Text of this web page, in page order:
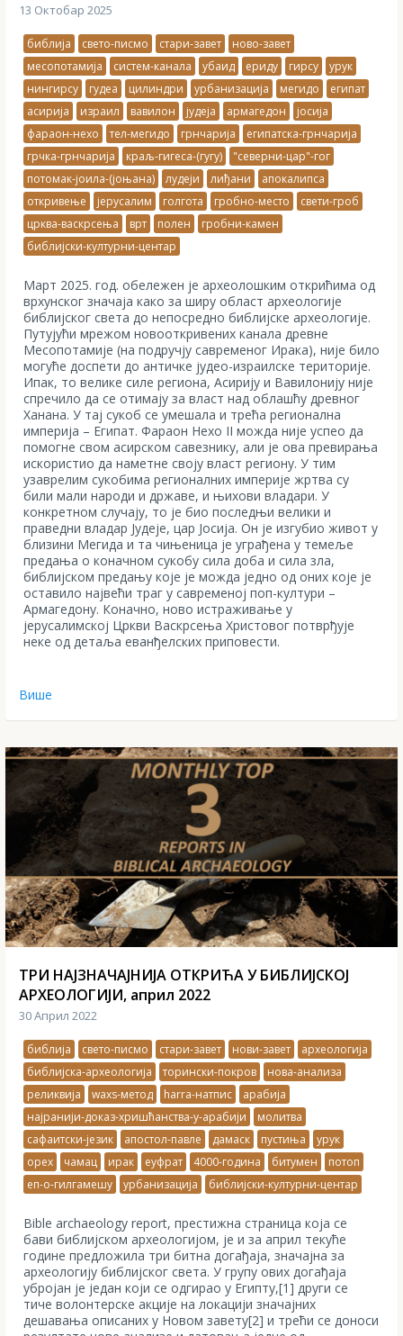
13 Октобар 2025
библија свето-писмо стари-завет
ново-завет
месопотамија
систем-канала убаид ериду гирсу
урук
нингирсу
гудеа цилиндри урбанизација мегидо
египат
асирија
израил вавилон јудеја армагедон
јосија
фараон-нехо
тел-мегидо грнчарија
египатска-грнчарија
грчка-грнчарија
краљ-гигеса-(гугу)
"северни-цар"-гог
потомак-јоила-(јоњана)
лудеји лиђани
апокалипса
откривење
јерусалим голгота гробно-место
свети-гроб
црква-васкрсења
врт полен
гробни-камен
библијски-културни-центар
Март 2025. год. обележен је археолошким открићима од
врхунског значаја како за ширу област археологије
библијског света до непосредно библијске археологије.
Путујући мрежом новооткривених канала древне
Месопотамије (на подручју савременог Ирака), није било
могуће доспети до античке јудео-израилске територије.
Ипак, то велике силе региона, Асирију и Вавилонију није
спречило да се отимају за власт над облашћу древног
Ханана. У тај сукоб се умешала и трећа регионална
империја – Египат. Фараон Нехо II можда није успео да
помогне свом асирском савезнику, али је ова превирања
искористио да наметне своју власт региону. У тим
узаврелим сукобима регионалних империје жртва су
били мали народи и државе, и њихови владари. У
конкретном случају, то је био последњи велики и
праведни владар Јудеје, цар Јосија. Он је изгубио живот у
близини Мегида и та чињеница је уграђена у темеље
предања о коначном сукобу сила доба и сила зла,
библијском предању које је можда једно од оних које је
оставило највећи траг у савременој поп-култури –
Армагедону. Коначно, ново истраживање у
јерусалимској Цркви Васкрсења Христовог потврђује
неке од детаља еванђелских приповести.
Више
ТРИ НАЈЗНАЧАЈНИЈА ОТКРИЋА У БИБЛИЈСКОЈ
АРХЕОЛОГИЈИ, април 2022
30 Април 2022
библија свето-писмо стари-завет нови-завет
археологија
библијска-археологија
торински-покров
нова-анализа
реликвија
waxs-метод harra-натпис
арабија
најранији-доказ-хришћанства-у-арабији
молитва
сафаитски-језик
апостол-павле дамаск пустиња
урук
орех
чамац ирак еуфрат 4000-година битумен
потоп
еп-о-гилгамешу
урбанизација библијски-културни-центар
Вible archaeology report, престижна страница која се
бави библијском археологијом, је и за април текуће
године предложила три битна догађаја, значајна за
археологију библијског света. У групу ових догађаја
убројан је један који се одгирао у Египту,[1] други се
тиче волонтерске акције на локацији значајних
дешавања описаних у Новом завету[2] и трећи се доноси